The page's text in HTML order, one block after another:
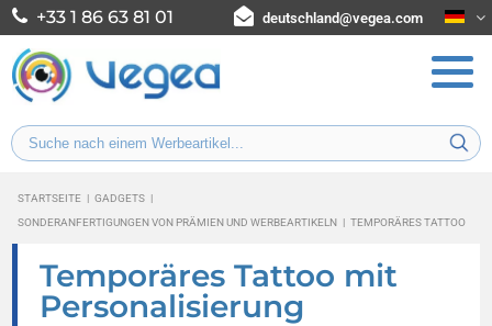
+33 1 86 63 81 01 deutschland@vegea.com
STARTSEITE | GADGETS |
SONDERANFERTIGUNGEN VON PRÄMIEN UND WERBEARTIKELN | TEMPORÄRES TATTOO
Temporäres Tattoo mit
Personalisierung